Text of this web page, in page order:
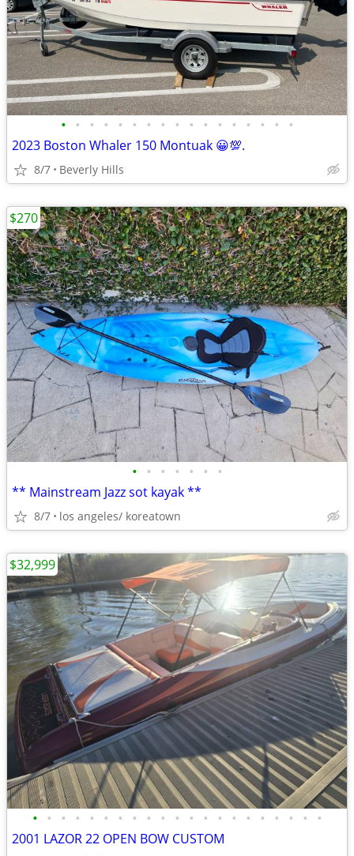
• • • • • • • • • • • • • • • • •
2023 Boston Whaler 150 Montuak 😀💯.
8/7 Beverly Hills
• • • • • • •
** Mainstream Jazz sot kayak **
8/7 los angeles/ koreatown
$270
• • • • • • • • • • • • • • • • • • • • •
2001 LAZOR 22 OPEN BOW CUSTOM
$32,999